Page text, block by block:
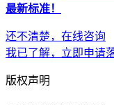
最新标准！
还不清楚，在线咨询
我已了解，立即申请
版权声明